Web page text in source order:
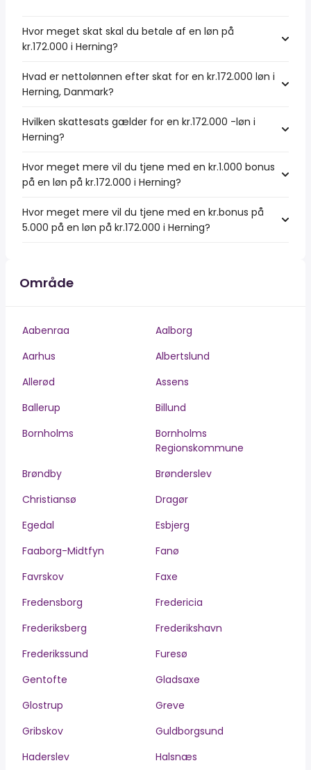
Hvor meget skat skal du betale af en løn på
kr.172.000 i Herning?
Hvad er nettolønnen efter skat for en kr.172.000 løn i
Herning, Danmark?
Hvilken skattesats gælder for en kr.172.000 -løn i
Herning?
Hvor meget mere vil du tjene med en kr.1.000 bonus
på en løn på kr.172.000 i Herning?
Hvor meget mere vil du tjene med en kr.bonus på
5.000 på en løn på kr.172.000 i Herning?
Område
Aabenraa
Aalborg
Aarhus
Albertslund
Allerød
Assens
Ballerup
Billund
Bornholms
Bornholms
Regionskommune
Brøndby
Brønderslev
Christiansø
Dragør
Egedal
Esbjerg
Faaborg-Midtfyn
Fanø
Favrskov
Faxe
Fredensborg
Fredericia
Frederiksberg
Frederikshavn
Frederikssund
Furesø
Gentofte
Gladsaxe
Glostrup
Greve
Gribskov
Guldborgsund
Haderslev
Halsnæs